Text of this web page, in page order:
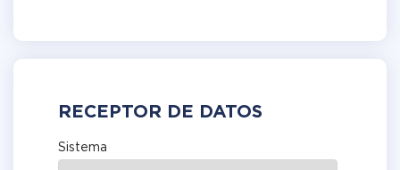
RECEPTOR DE DATOS
Sistema